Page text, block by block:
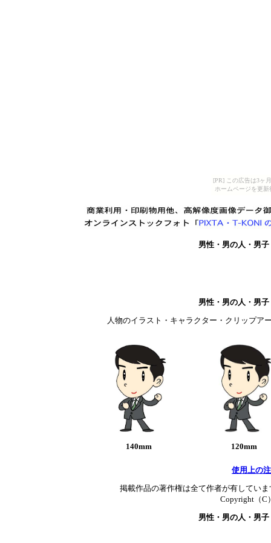
[PR] この広告は3ヶ
ホームページを更
男性・男の人・男
男性・男の人・男
人物のイラスト・キャラクター・クリップア
140mm 120mm
使用上の
掲載作品の著作権は全て作者が有してい
Copyright（C
男性・男の人・男